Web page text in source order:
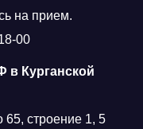
на прием.
00
в Курганской
65, строение 1, 5